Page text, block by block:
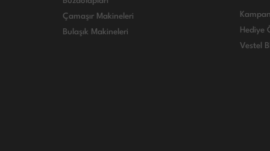
Çamaşır Makineleri
Bulaşık Makineleri
Hediye
Vestel